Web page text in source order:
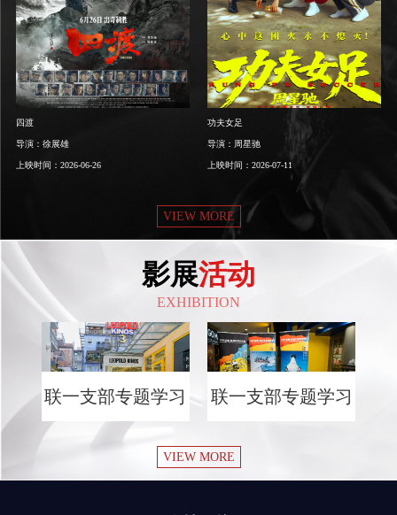
功夫女足
导演： 周星驰
上映时间： 2026-07-11
三国第一部：争洛阳
导演： 谢君伟
上映时间： 2026-07-10
VIEW MORE
影展活动
EXHIBITION
联一支部专题学习
会
联一支部专题学习
VIEW MORE